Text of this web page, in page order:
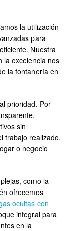
la utilización
para
Nuestra
la excelencia nos
la fontanería en
prioridad. Por
sin
trabajo realizado.
o negocio
como la
ofrecemos
ocultas con
integral para
en la